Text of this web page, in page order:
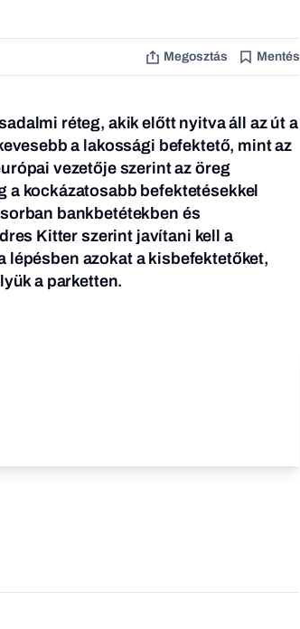
Megosztás Mentés
réteg, akik előtt nyitva áll az út a
a lakossági befektető, mint az
vezetője szerint az öreg
a kockázatosabb befektetésekkel
bankbetétekben és
Kitter szerint javítani kell a
lépésben azokat a kisbefektetőket,
a parketten.